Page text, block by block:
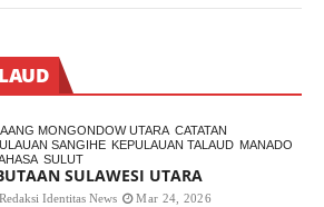
MONGONDOW UTARA CATATAN
SANGIHE KEPULAUAN TALAUD MANADO
SULUT
SULAWESI UTARA
Redaksi Identitas News Mar 24, 2026